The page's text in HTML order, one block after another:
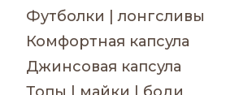
Футболки | лонгсливы
Комфортная капсула
Джинсовая капсула